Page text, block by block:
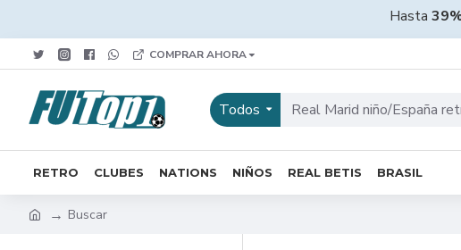
Hasta
COMPRAR AHORA
Todos
RETRO CLUBES NATIONS NIÑOS REAL BETIS BRASIL
Buscar